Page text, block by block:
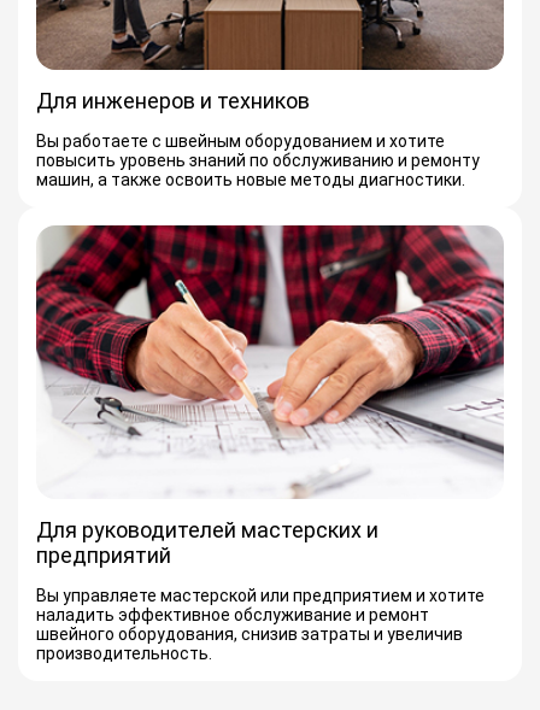
Для инженеров и техников
Вы работаете с швейным оборудованием и хотите
повысить уровень знаний по обслуживанию и ремонту
машин, а также освоить новые методы диагностики.
Для руководителей мастерских и
предприятий
Вы управляете мастерской или предприятием и хотите
наладить эффективное обслуживание и ремонт
швейного оборудования, снизив затраты и увеличив
производительность.